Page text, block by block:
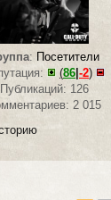
: Посетители
(86 -2)
Публикаций: 126
2 015